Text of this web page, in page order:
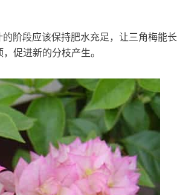
阶段应该保持肥水充足，让三角梅能长
促进新的分枝产生。